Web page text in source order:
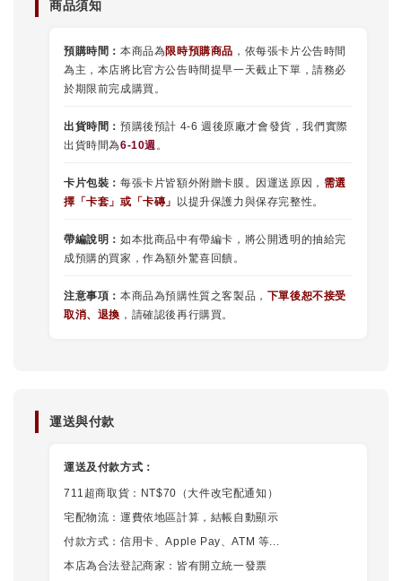
商品須知
預購時間： 本商品為限時預購商品 ，依每張卡片公告時間
為主，本店將比官方公告時間提早一天截止下單，請務必
於期限前完成購買。
出貨時間： 預購後預計 4-6 週後原廠才會發貨，我們實際
出貨時間為6-10週。
卡片包裝： 每張卡片皆額外附贈卡膜。因運送原因， 需選
擇 「卡套 」或 「卡磚」 以提升保護力與保存完整性。
帶編說明： 如本批商品中有帶編卡，將公開透明的抽給完
成預購的買家，作為額外驚喜回饋。
注意事項： 本商品為預購性質之客製品， 下單後恕不接受
取消、退換 ，請確認後再行購買。
運送與付款
運送及付款方式：
711超商取貨：NT$70（大件改宅配通知）
宅配物流：運費依地區計算，結帳自動顯示
付款方式：信用卡、Apple Pay、ATM 等...
本店為合法登記商家：皆有開立統一發票